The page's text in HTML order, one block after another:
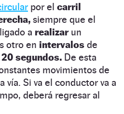
por el carril
siempre que el
a realizar un
otro en intervalos de
segundos. De esta
movimientos de
vía. Si va el conductor va a
deberá regresar al